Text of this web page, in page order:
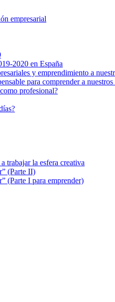
empresarial
2020 en España
y emprendimiento a
para comprender a
profesional?
trabajar la esfera creativa
(Parte II)
(Parte I para emprender)